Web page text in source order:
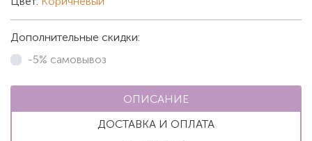
Дополнительные скидки:
-5% самовывоз
ОПИСАНИЕ
ДОСТАВКА И ОПЛАТА